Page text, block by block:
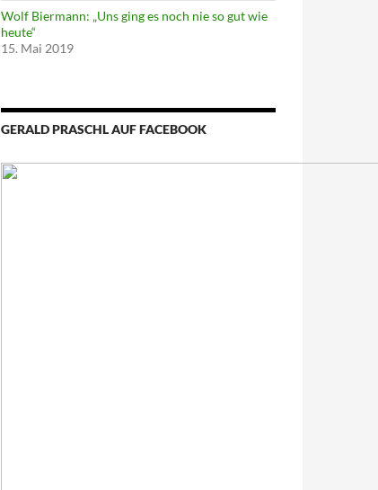
Wolf Biermann: „Uns ging es noch nie so gut wie
heute“
15. Mai 2019
GERALD PRASCHL AUF FACEBOOK